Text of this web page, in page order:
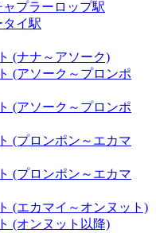
ャプラーロップ駅
イ駅
(ナナ～アソーク)
(アソーク～プロンポ
(アソーク～プロンポ
(プロンポン～エカマ
(プロンポン～エカマ
(エカマイ～オンヌット)
(オンヌット以降)